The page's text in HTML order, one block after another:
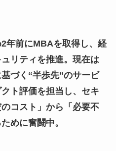
年前にMBAを取得し、経
リティを推進。現在は
づく“半歩先”のサービ
ト評価を担当し、セキ
コスト」から「必要不
めに奮闘中。